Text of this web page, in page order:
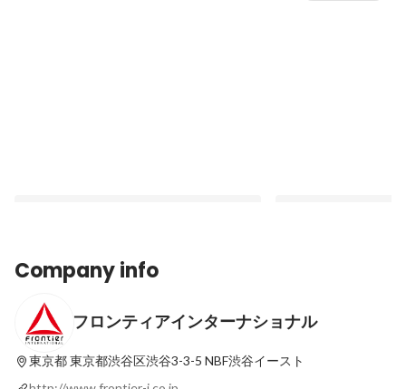
【中堅社員インタビュー】案件にもマネジ
メントにも「自由と裁量」が発揮できる、
フロンティアの文化について【フロンティ
Latest
【新卒１年目インタ
ーサーへの道」
Latest
Company info
フロンティアインターナショナル
東京都東京都渋谷区渋谷3-3-5 NBF渋谷イースト